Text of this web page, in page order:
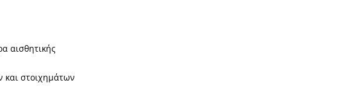
αισθητικής
και στοιχημάτων